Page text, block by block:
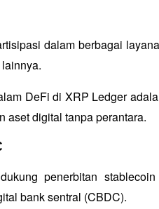
dalam berbagai
DeFi di XRP Ledger
aset digital tanpa perantara.
penerbitan
bank sentral (CBDC).